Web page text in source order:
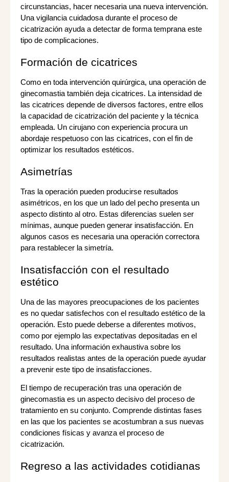
circunstancias, hacer necesaria una nueva intervención.
Una vigilancia cuidadosa durante el proceso de
cicatrización ayuda a detectar de forma temprana este
tipo de complicaciones.
Formación de cicatrices
Como en toda intervención quirúrgica, una operación de
ginecomastia también deja cicatrices. La intensidad de
las cicatrices depende de diversos factores, entre ellos
la capacidad de cicatrización del paciente y la técnica
empleada. Un cirujano con experiencia procura un
abordaje respetuoso con las cicatrices, con el fin de
optimizar los resultados estéticos.
Asimetrías
Tras la operación pueden producirse resultados
asimétricos, en los que un lado del pecho presenta un
aspecto distinto al otro. Estas diferencias suelen ser
mínimas, aunque pueden generar insatisfacción. En
algunos casos es necesaria una operación correctora
para restablecer la simetría.
Insatisfacción con el resultado
estético
Una de las mayores preocupaciones de los pacientes
es no quedar satisfechos con el resultado estético de la
operación. Esto puede deberse a diferentes motivos,
como por ejemplo las expectativas depositadas en el
resultado. Una información exhaustiva sobre los
resultados realistas antes de la operación puede ayudar
a prevenir este tipo de insatisfacciones.
El tiempo de recuperación tras una operación de
ginecomastia es un aspecto decisivo del proceso de
tratamiento en su conjunto. Comprende distintas fases
en las que los pacientes se acostumbran a sus nuevas
condiciones físicas y avanza el proceso de
cicatrización.
Regreso a las actividades cotidianas